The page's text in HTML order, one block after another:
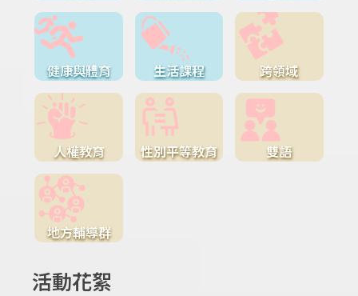
健康與體育 生活課程 跨領域
人權教育 性別平等教育 雙語
地方輔導群
活動花絮